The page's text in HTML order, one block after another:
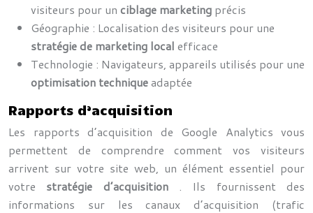
visiteurs pour un ciblage marketing précis
Géographie : Localisation des visiteurs pour une
stratégie de marketing local efficace
Technologie : Navigateurs, appareils utilisés pour une
optimisation technique adaptée
Rapports d’acquisition
Les rapports d’acquisition de Google Analytics vous
permettent de comprendre comment vos visiteurs
arrivent sur votre site web, un élément essentiel pour
votre stratégie d’acquisition . Ils fournissent des
informations sur les canaux d’acquisition (trafic